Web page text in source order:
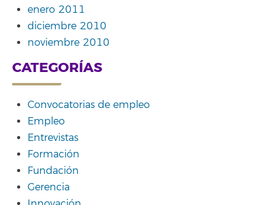
enero 2011
diciembre 2010
noviembre 2010
CATEGORÍAS
Convocatorias de empleo
Empleo
Entrevistas
Formación
Fundación
Gerencia